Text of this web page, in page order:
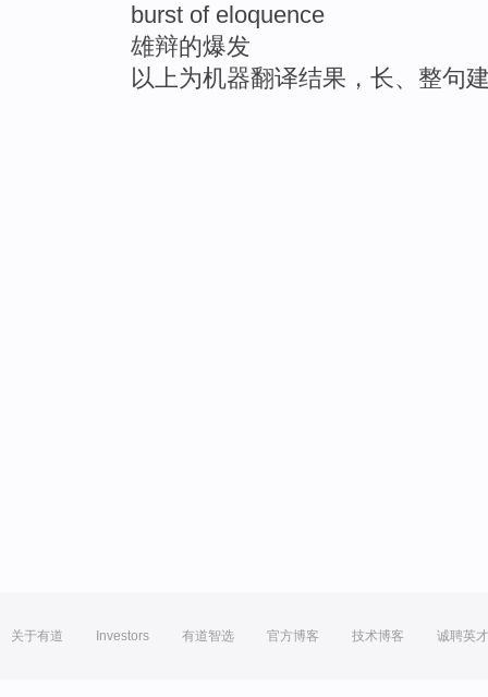
burst of eloquence
雄辩的爆发
以上为机器翻译结果，长、整句
关于有道 Investors 有道智选 官方博客 技术博客 诚聘英才